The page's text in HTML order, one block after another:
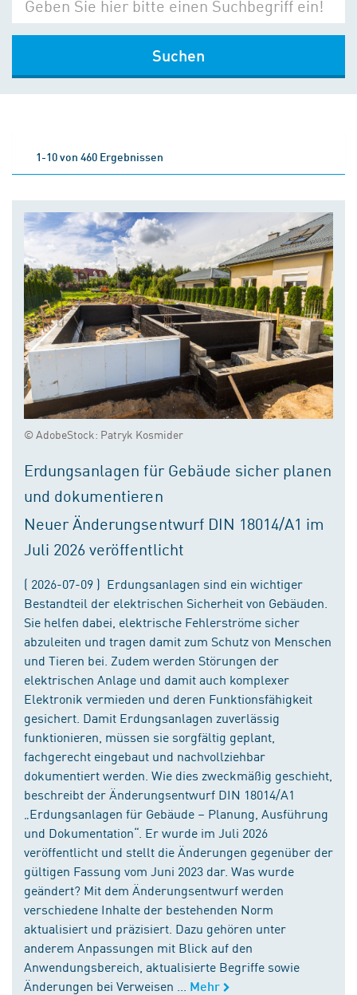
Suchen
1-10 von 460 Ergebnissen
© AdobeStock: Patryk Kosmider
Erdungsanlagen für Gebäude sicher planen
und dokumentieren
Neuer Änderungsentwurf DIN 18014/A1 im
Juli 2026 veröffentlicht
( 2026-07-09 ) Erdungsanlagen sind ein wichtiger
Bestandteil der elektrischen Sicherheit von Gebäuden.
Sie helfen dabei, elektrische Fehlerströme sicher
abzuleiten und tragen damit zum Schutz von Menschen
und Tieren bei. Zudem werden Störungen der
elektrischen Anlage und damit auch komplexer
Elektronik vermieden und deren Funktionsfähigkeit
gesichert. Damit Erdungsanlagen zuverlässig
funktionieren, müssen sie sorgfältig geplant,
fachgerecht eingebaut und nachvollziehbar
dokumentiert werden. Wie dies zweckmäßig geschieht,
beschreibt der Änderungsentwurf DIN 18014/A1
„Erdungsanlagen für Gebäude – Planung, Ausführung
und Dokumentation“. Er wurde im Juli 2026
veröffentlicht und stellt die Änderungen gegenüber der
gültigen Fassung vom Juni 2023 dar. Was wurde
geändert? Mit dem Änderungsentwurf werden
verschiedene Inhalte der bestehenden Norm
aktualisiert und präzisiert. Dazu gehören unter
anderem Anpassungen mit Blick auf den
Anwendungsbereich, aktualisierte Begriffe sowie
Änderungen bei Verweisen ...
Mehr